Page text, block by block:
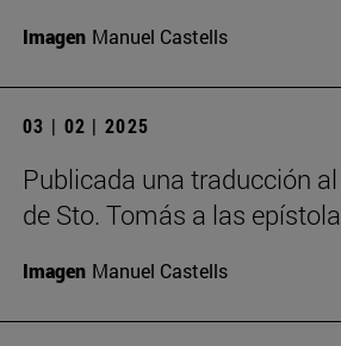
Imagen Manuel Castells
03 | 02 | 2025
Publicada una traducción
de Sto. Tomás a las
Imagen Manuel Castells